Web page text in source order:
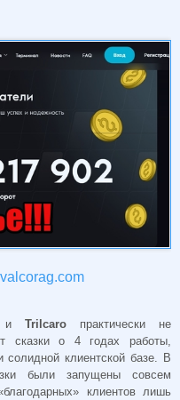
и Trilcaro практически не
сказки о 4 годах работы,
солидной клиентской базе. В
были запущены совсем
клиентов лишь